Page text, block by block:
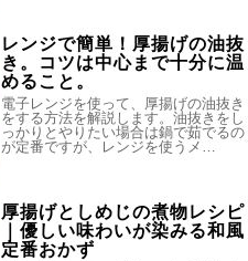
レンジで簡単！厚揚げの油抜
き。コツは中心まで十分に温
めること。
電子レンジを使って、厚揚げの油抜き
をする方法を解説します。油抜きをし
っかりとやりたい場合は鍋で茹でるの
が定番ですが、レンジを使うメ…
厚揚げとしめじの煮物レシピ
｜優しい味わいが染みる和風
定番おかず